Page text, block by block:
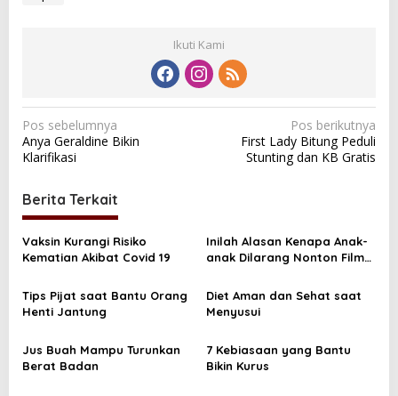
Ikuti Kami
N
a
i
g
a
i
p
o
s
Pos sebelumnya
Anya Geraldine Bikin
Klarifikasi
Pos berikutnya
First Lady Bitung Peduli
Stunting dan KB Gratis
Berita Terkait
Vaksin Kurangi Risiko
Kematian Akibat Covid 19
Inilah Alasan Kenapa Anak-
anak Dilarang Nonton Film
Tips Pijat saat Bantu Orang
Henti Jantung
Diet Aman dan Sehat saat
Menyusui
Jus Buah Mampu Turunkan
Berat Badan
7 Kebiasaan yang Bantu
Bikin Kurus